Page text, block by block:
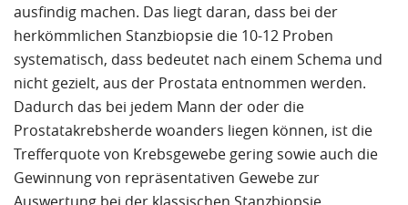
ausfindig machen. Das liegt daran, dass bei der
herkömmlichen Stanzbiopsie die 10-12 Proben
systematisch, dass bedeutet nach einem Schema und
nicht gezielt, aus der Prostata entnommen werden.
Dadurch das bei jedem Mann der oder die
Prostatakrebsherde woanders liegen können, ist die
Trefferquote von Krebsgewebe gering sowie auch die
Gewinnung von repräsentativen Gewebe zur